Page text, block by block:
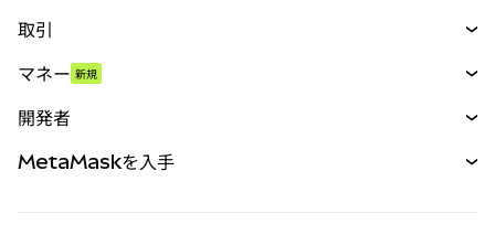
取引
パーペチュアル
RWA
マネー 新規
開発者
MetaMaskを入手